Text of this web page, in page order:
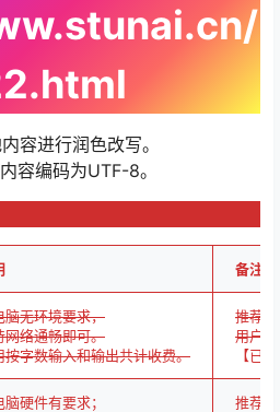
容进行润色改写。
容编码为UTF-8。
备注
脑无环境要求，
网络通畅即可。
按字数输入和输出共计收费。
推荐
用户
【已
脑硬件有要求；
推荐